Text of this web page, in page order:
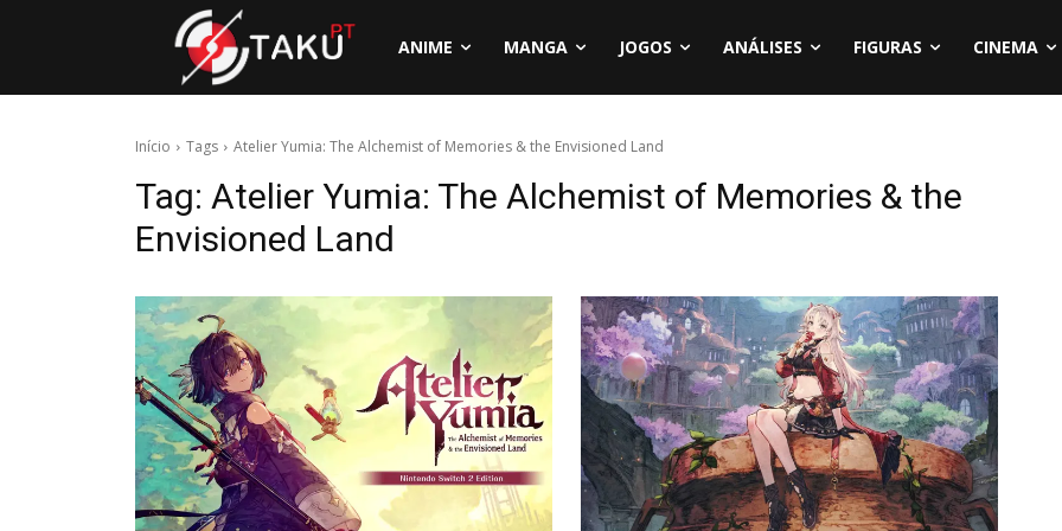
ANIME MANGA JOGOS ANÁLISES FIGURAS CINEMA
Início Tags Atelier Yumia: The Alchemist of Memories & the Envisioned Land
Tag: Atelier Yumia: The Alchemist of Memories & the
Envisioned Land